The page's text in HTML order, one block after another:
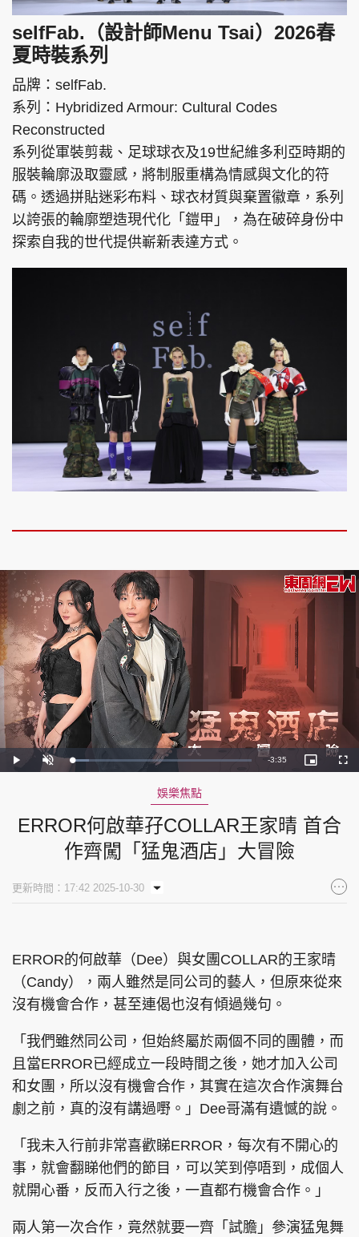
selfFab.（設計師Menu Tsai）2026春
夏時裝系列
品牌：selfFab.
系列：Hybridized Armour: Cultural Codes
Reconstructed
系列從軍裝剪裁、足球球衣及19世紀維多利亞時期的
服裝輪廓汲取靈感，將制服重構為情感與文化的符
碼。透過拼貼迷彩布料、球衣材質與棄置徽章，系列
以誇張的輪廓塑造現代化「鎧甲」，為在破碎身份中
探索自我的世代提供嶄新表達方式。
Play Unmute Loaded:
9.20%
Remaining
-3:35
Picture-
in-
娛樂焦點
ERROR何啟華孖COLLAR王家晴 首合
作齊闖「猛鬼酒店」大冒險
更新時間：17:42 2025-10-30
ERROR的何啟華（Dee）與女團COLLAR的王家晴
（Candy），兩人雖然是同公司的藝人，但原來從來
沒有機會合作，甚至連偈也沒有傾過幾句。
「我們雖然同公司，但始終屬於兩個不同的團體，而
且當ERROR已經成立一段時間之後，她才加入公司
和女團，所以沒有機會合作，其實在這次合作演舞台
劇之前，真的沒有講過嘢。」Dee哥滿有遺憾的說。
「我未入行前非常喜歡睇ERROR，每次有不開心的
事，就會翻睇他們的節目，可以笑到停唔到，成個人
就開心番，反而入行之後，一直都冇機會合作。」
兩人第一次合作，竟然就要一齊「試膽」參演猛鬼舞